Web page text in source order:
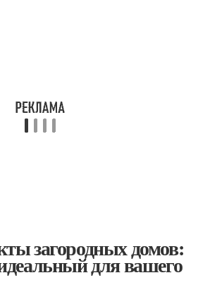
загородных домов:
для вашего